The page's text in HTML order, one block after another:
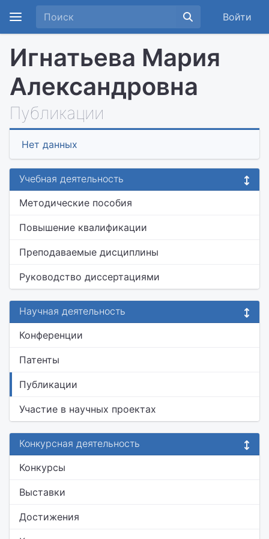
Войти
Игнатьева Мария
Александровна
Публикации
Нет данных
Учебная деятельность
Методические пособия
Повышение квалификации
Преподаваемые дисциплины
Руководство диссертациями
Научная деятельность
Конференции
Патенты
Публикации
Участие в научных проектах
Конкурсная деятельность
Конкурсы
Выставки
Достижения